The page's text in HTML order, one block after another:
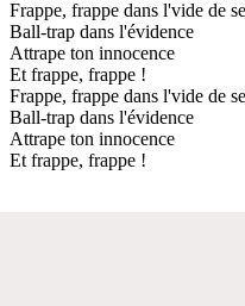
Frappe, frappe dans l'vide de
Ball-trap dans l'évidence
Attrape ton innocence
Et frappe, frappe !
Frappe, frappe dans l'vide de
Ball-trap dans l'évidence
Attrape ton innocence
Et frappe, frappe !